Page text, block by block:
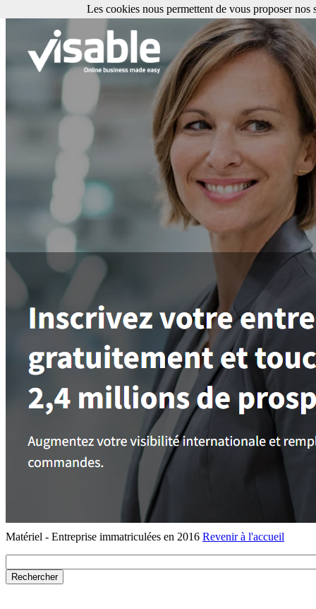
Matériel - Entreprise immatriculées en 2016 Revenir à l'accueil
Les cookies nous permettent de vous proposer